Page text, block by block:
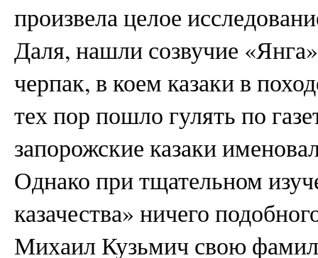
произвела целое
Даля, нашли созвучие
черпак, в коем казаки в
тех пор пошло гулять по
запорожские казаки
Однако при тщательном
казачества» ничего
Михаил Кузьмич свою